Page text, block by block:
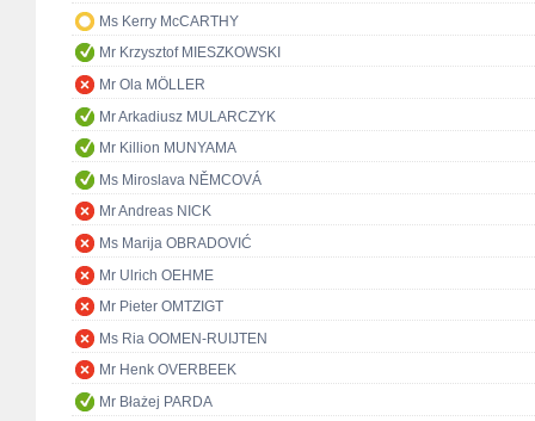
Ms Kerry McCARTHY
Mr Krzysztof MIESZKOWSKI
Mr Ola MÖLLER
Mr Arkadiusz MULARCZYK
Mr Killion MUNYAMA
Ms Miroslava NĚMCOVÁ
Mr Andreas NICK
Ms Marija OBRADOVIĆ
Mr Ulrich OEHME
Mr Pieter OMTZIGT
Ms Ria OOMEN-RUIJTEN
Mr Henk OVERBEEK
Mr Błażej PARDA